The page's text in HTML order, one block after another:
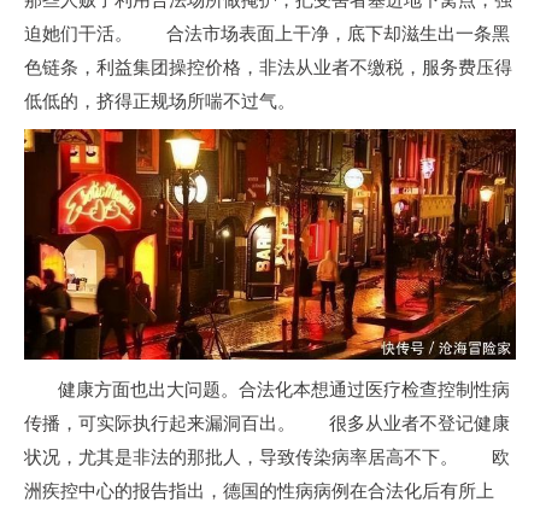
迫她们干活。 合法市场表面上干净，底下却滋生出一条黑
色链条，利益集团操控价格，非法从业者不缴税，服务费压得
低低的，挤得正规场所喘不过气。
健康方面也出大问题。合法化本想通过医疗检查控制性病
传播，可实际执行起来漏洞百出。 很多从业者不登记健康
状况，尤其是非法的那批人，导致传染病率居高不下。 欧
洲疾控中心的报告指出，德国的性病病例在合法化后有所上